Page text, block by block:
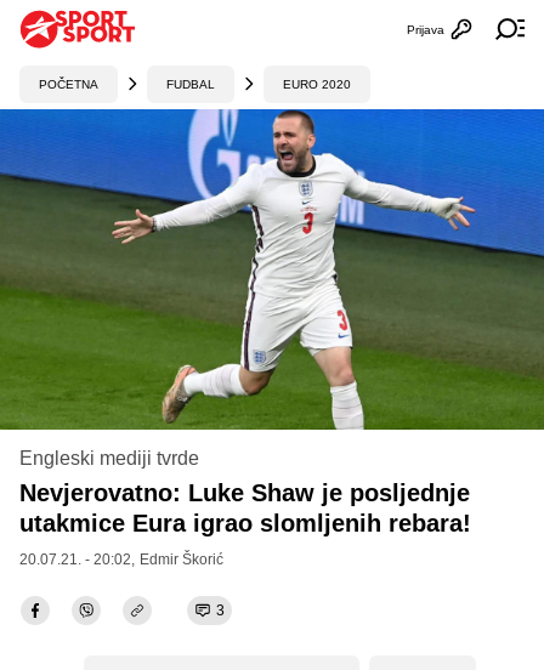
Otvori
Prijava
POČETNA FUDBAL EURO 2020
Engleski mediji tvrde
Nevjerovatno: Luke Shaw je posljednje
utakmice Eura igrao slomljenih rebara!
20.07.21. - 20:02, Edmir Škorić
3